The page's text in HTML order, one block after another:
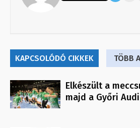
KAPCSOLÓDÓ CIKKEK TÖBB
Elkészült a
majd a Győri Audi